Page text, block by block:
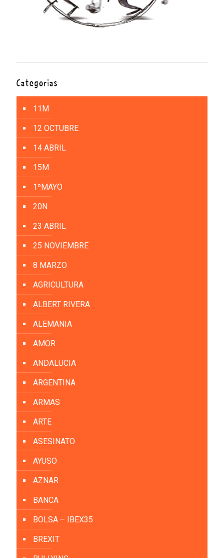
Categorías
11M
12 OCTUBRE
14 ABRIL
15M
1ºMAYO
20N
23 ABRIL
25 NOVIEMBRE
8 MARZO
AGRICULTURA
ALBERT RIVERA
ALEMANIA
AMOR
ANDALUCIA
ARGENTINA
ARMAS
ARTE
ASESINATO
AYUSO
AZNAR
BANCA
BOLSA – IBEX35
BREXIT